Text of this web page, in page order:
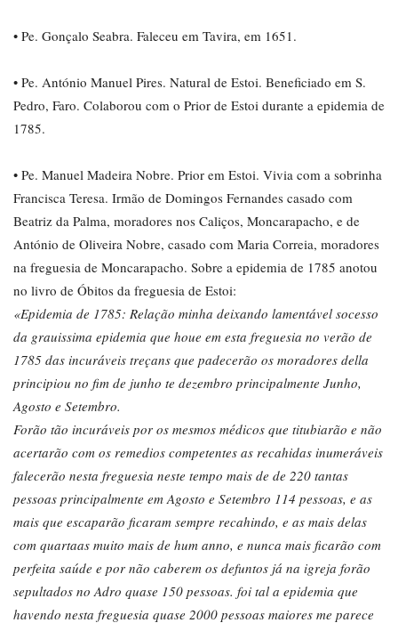
• Pe. Gonçalo Seabra. Faleceu em Tavira, em 1651.
• Pe. António Manuel Pires. Natural de Estoi. Beneficiado em S.
Pedro, Faro. Colaborou com o Prior de Estoi durante a epidemia de
1785.
• Pe. Manuel Madeira Nobre. Prior em Estoi. Vivia com a sobrinha
Francisca Teresa. Irmão de Domingos Fernandes casado com
Beatriz da Palma, moradores nos Caliços, Moncarapacho, e de
António de Oliveira Nobre, casado com Maria Correia, moradores
na freguesia de Moncarapacho. Sobre a epidemia de 1785 anotou
no livro de Óbitos da freguesia de Estoi:
«Epidemia de 1785: Relação minha deixando lamentável socesso
da grauissima epidemia que houe em esta freguesia no verão de
1785 das incuráveis treçans que padecerão os moradores della
principiou no fim de junho te dezembro principalmente Junho,
Agosto e Setembro.
Forão tão incuráveis por os mesmos médicos que titubiarão e não
acertarão com os remedios competentes as recahidas inumeráveis
falecerão nesta freguesia neste tempo mais de de 220 tantas
pessoas principalmente em Agosto e Setembro 114 pessoas, e as
mais que escaparão ficaram sempre recahindo, e as mais delas
com quartaas muito mais de hum anno, e nunca mais ficarão com
perfeita saúde e por não caberem os defuntos já na igreja forão
sepultados no Adro quase 150 pessoas. foi tal a epidemia que
havendo nesta freguesia quase 2000 pessoas maiores me parece